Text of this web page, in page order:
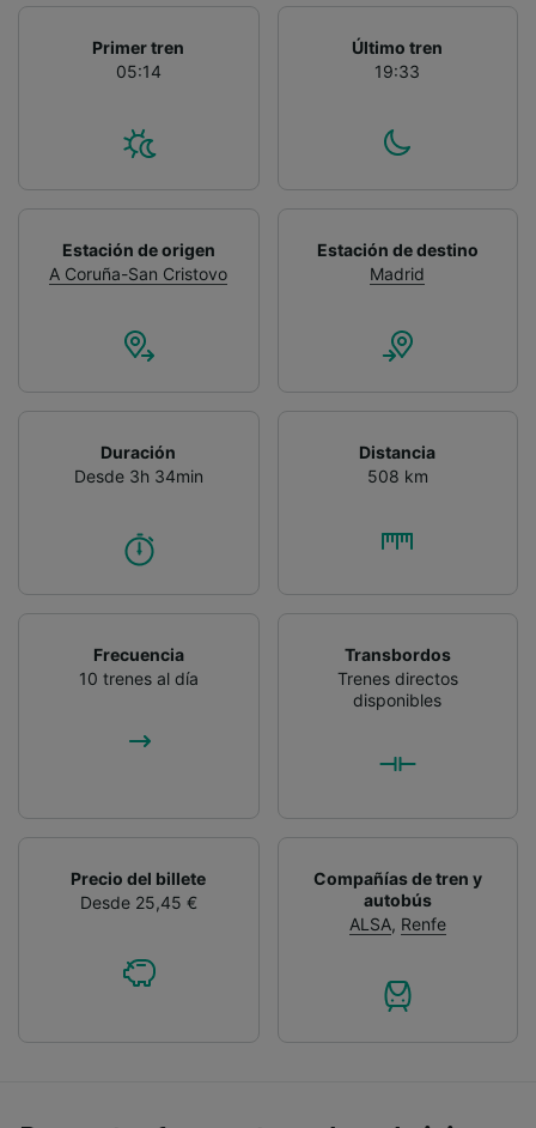
Primer tren
05:14
Último tren
19:33
Estación de origen
A Coruña-San Cristovo
Estación de destino
Madrid
Duración
Desde 3h 34min
Distancia
508 km
Frecuencia
10 trenes al día
Transbordos
Trenes directos
disponibles
Precio del billete
Desde 25,45 €
Compañías de tren y
autobús
ALSA, Renfe